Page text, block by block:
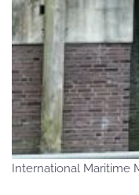
International Maritime